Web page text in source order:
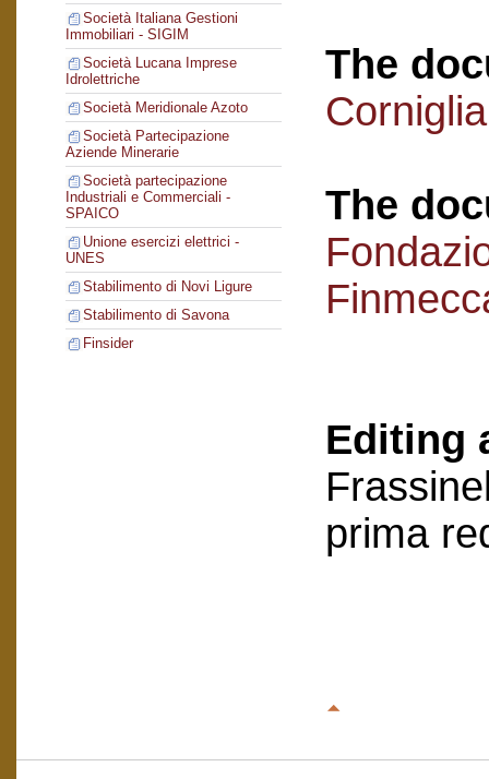
Società Italiana Gestioni
Immobiliari - SIGIM
Società Lucana Imprese
Idrolettriche
Società Meridionale Azoto
Società Partecipazione
Aziende Minerarie
Società partecipazione
Industriali e Commerciali -
SPAICO
Unione esercizi elettrici -
UNES
Stabilimento di Novi Ligure
Stabilimento di Savona
Finsider
The
The
Editing
prima